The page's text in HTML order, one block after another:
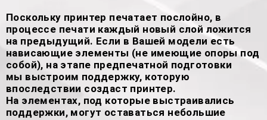
Поскольку принтер печатает послойно, в
процессе печати каждый новый слой ложится
на предыдущий. Если в Вашей модели есть
нависающие элементы (не имеющие опоры под
собой), на этапе предпечатной подготовки
мы выстроим поддержку, которую
впоследствии создаст принтер.
На элементах, под которые выстраивались
поддержки, могут оставаться небольшие